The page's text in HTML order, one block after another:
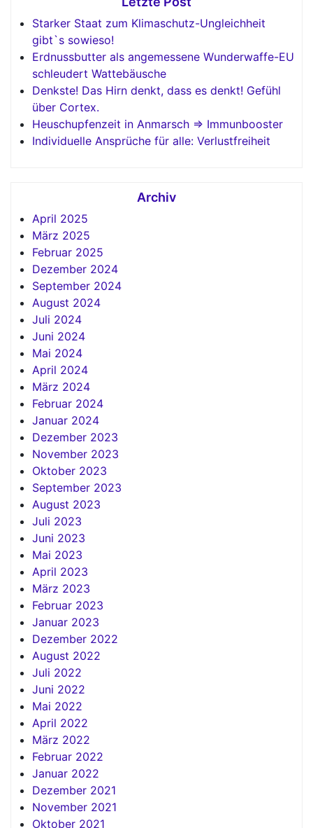
Starker Staat zum Klimaschutz-Ungleichheit
gibt`s sowieso!
Erdnussbutter als angemessene Wunderwaffe-EU
schleudert Wattebäusche
Denkste! Das Hirn denkt, dass es denkt! Gefühl
über Cortex.
Heuschupfenzeit in Anmarsch => Immunbooster
Individuelle Ansprüche für alle: Verlustfreiheit
Archiv
April 2025
März 2025
Februar 2025
Dezember 2024
September 2024
August 2024
Juli 2024
Juni 2024
Mai 2024
April 2024
März 2024
Februar 2024
Januar 2024
Dezember 2023
November 2023
Oktober 2023
September 2023
August 2023
Juli 2023
Juni 2023
Mai 2023
April 2023
März 2023
Februar 2023
Januar 2023
Dezember 2022
August 2022
Juli 2022
Juni 2022
Mai 2022
April 2022
März 2022
Februar 2022
Januar 2022
Dezember 2021
November 2021
Oktober 2021